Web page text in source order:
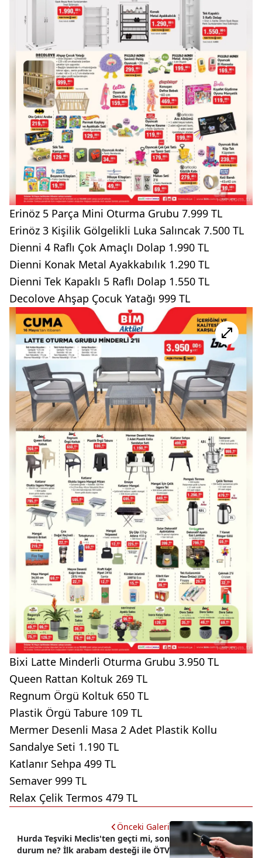
Erinöz 5 Parça Mini Oturma Grubu 7.999 TL
Erinöz 3 Kişilik Gölgelikli Luka Salıncak 7.500 TL
Dienni 4 Raflı Çok Amaçlı Dolap 1.990 TL
Dienni Konak Metal Ayakkabılık 1.290 TL
Dienni Tek Kapaklı 5 Raflı Dolap 1.550 TL
Decolove Ahşap Çocuk Yatağı 999 TL
Bixi Latte Minderli Oturma Grubu 3.950 TL
Queen Rattan Koltuk 269 TL
Regnum Örgü Koltuk 650 TL
Plastik Örgü Tabure 109 TL
Mermer Desenli Masa 2 Adet Plastik Kollu
Sandalye Seti 1.190 TL
Katlanır Sehpa 499 TL
Semaver 999 TL
Relax Çelik Termos 479 TL
Önceki Galeri
Hurda Teşviki Meclis'ten geçti mi, son
durum ne? İlk arabam desteği ile ÖTV